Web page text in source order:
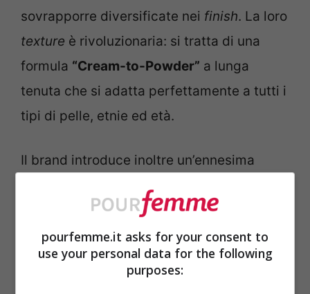
sovrapporre diversificate nei finish. La loro
texture è rivoluzionaria: si tratta di una
formula “Cream-to-Powder” a lunga
tenuta che si adatta perfettamente a tutti i
tipi di pelle, etnie ed età.
Il brand introduce inoltre un’ennesima
Parliamo del“Connected Packaging
approccio moderno che sfrutta i dispositivi
mobili per attivare tutta una serie di
pourfemme.it asks for your consent to
use your personal data for the following
purposes: